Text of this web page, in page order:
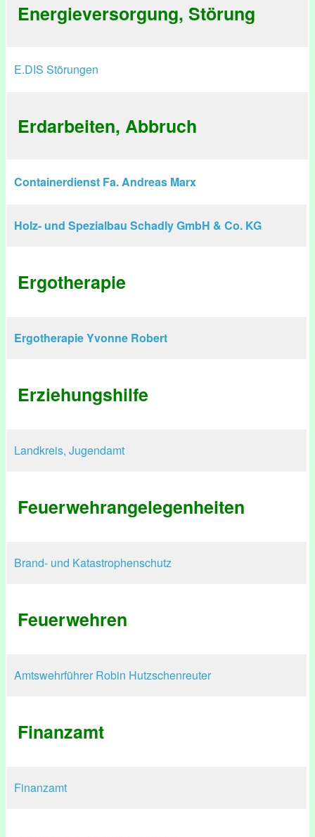
Energieversorgung, Störung
E.DIS Störungen
Erdarbeiten, Abbruch
Containerdienst Fa. Andreas Marx
Holz- und Spezialbau Schadly GmbH & Co. KG
Ergotherapie
Ergotherapie Yvonne Robert
Erziehungshilfe
Landkreis, Jugendamt
Feuerwehrangelegenheiten
Brand- und Katastrophenschutz
Feuerwehren
Amtswehrführer Robin Hutzschenreuter
Finanzamt
Finanzamt